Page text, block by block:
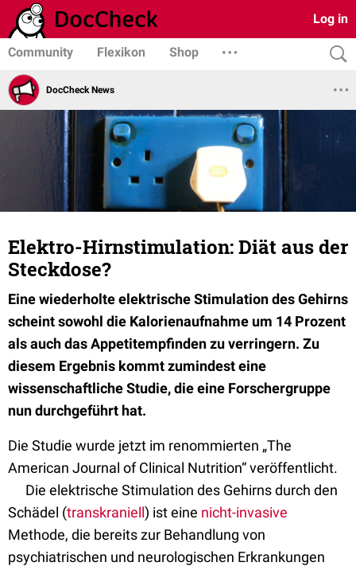
Log in
Community Flexikon Shop
DocCheck News
Elektro-Hirnstimulation: Diät aus der
Steckdose?
Eine wiederholte elektrische Stimulation des Gehirns
scheint sowohl die Kalorienaufnahme um 14 Prozent
als auch das Appetitempfinden zu verringern. Zu
diesem Ergebnis kommt zumindest eine
wissenschaftliche Studie, die eine Forschergruppe
nun durchgeführt hat.
Die Studie wurde jetzt im renommierten „The
American Journal of Clinical Nutrition“ veröffentlicht.
Die elektrische Stimulation des Gehirns durch den
Schädel (transkraniell) ist eine nicht-invasive
Methode, die bereits zur Behandlung von
psychiatrischen und neurologischen Erkrankungen